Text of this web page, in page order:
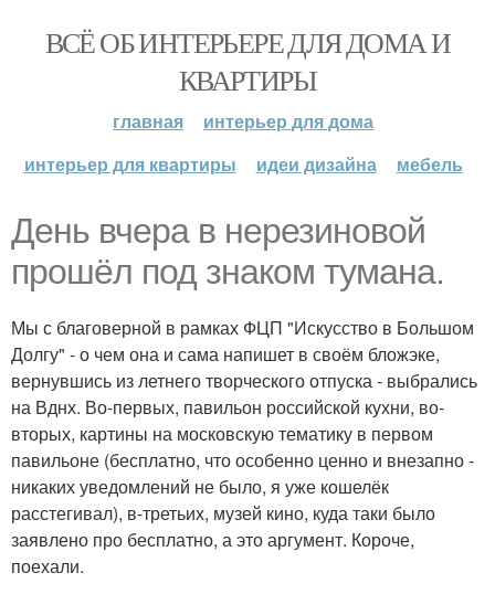
ВСЁ ОБ ИНТЕРЬЕРЕ ДЛЯ ДОМА И
КВАРТИРЫ
главная
интерьер для дома
интерьер для квартиры
идеи дизайна мебель
День вчера в нерезиновой
прошёл под знаком тумана.
Мы с благоверной в рамках ФЦП "Искусство в Большом
Долгу" - о чем она и сама напишет в своём бложэке,
вернувшись из летнего творческого отпуска - выбрались
на Вднх. Во-первых, павильон российской кухни, во-
вторых, картины на московскую тематику в первом
павильоне (бесплатно, что особенно ценно и внезапно -
никаких уведомлений не было, я уже кошелёк
расстегивал), в-третьих, музей кино, куда таки было
заявлено про бесплатно, а это аргумент. Короче,
поехали.